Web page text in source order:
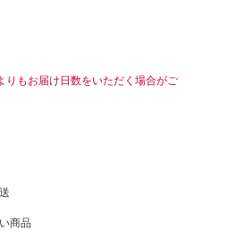
りもお届け日数をいただく場合がご
商品